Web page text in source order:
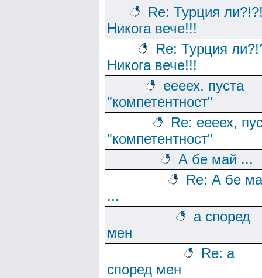
Re: Турция
Никога вече!!!
Re: Турция
Никога вече!!!
еееех, пуста
"компетентност"
Re: еееех,
"компетентност"
А бе май ...
Re: А бе
...
а според
мен
Re: а
според мен